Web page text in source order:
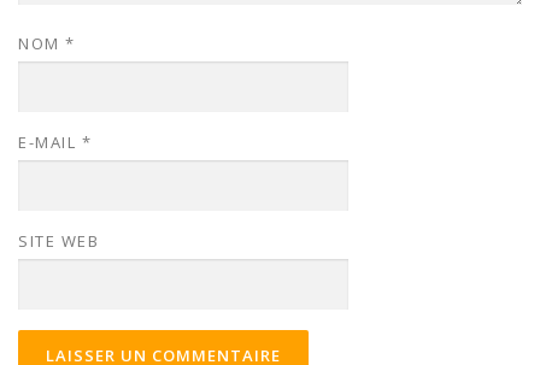
NOM *
E-MAIL *
SITE WEB